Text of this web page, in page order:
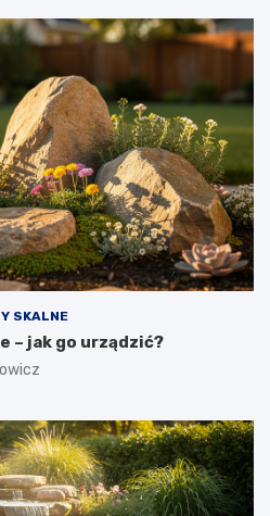
SKALNE
– jak go urządzić?